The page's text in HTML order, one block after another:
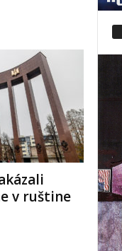
v ruštine